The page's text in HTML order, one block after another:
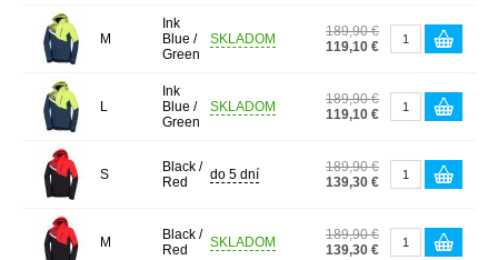
M
Ink
Blue /
Green
SKLADOM
189,90 €
119,10 €
L
Ink
Blue /
Green
SKLADOM
189,90 €
119,10 €
S
Black /
Red
do 5 dní
189,90 €
139,30 €
M
Black /
Red
SKLADOM
189,90 €
139,30 €